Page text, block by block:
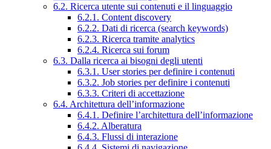
6.2. Ricerca utente sui contenuti e il linguaggio
6.2.1. Content discovery
6.2.2. Dati di ricerca (search keywords)
6.2.3. Ricerca tramite analytics
6.2.4. Ricerca sui forum
6.3. Dalla ricerca ai bisogni degli utenti
6.3.1. User stories per definire i contenuti
6.3.2. Job stories per definire i contenuti
6.3.3. Criteri di accettazione
6.4. Architettura dell’informazione
6.4.1. Definire l’architettura dell’informazione
6.4.2. Alberatura
6.4.3. Flussi di interazione